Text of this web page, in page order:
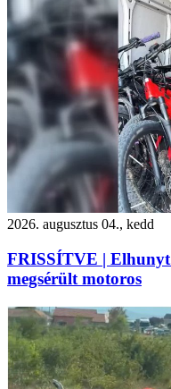
2026. augusztus 04., kedd
FRISSÍTVE | Elhunyt
megsérült motoros